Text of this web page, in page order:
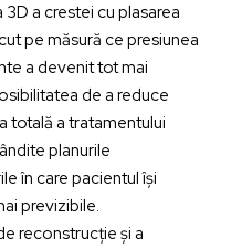
a crestei cu plasarea
pe măsură ce presiunea
a devenit tot mai
de a reduce
totală a tratamentului
planurile
în care pacientul își
previzibile.
reconstrucție și a